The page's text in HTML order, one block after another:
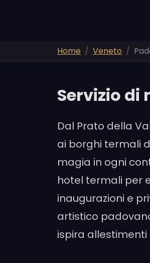
Home Veneto
Servizio di
Dal Prato della
ai borghi termali
magia in ogni
hotel termali per
inaugurazioni e
artistico
ispira